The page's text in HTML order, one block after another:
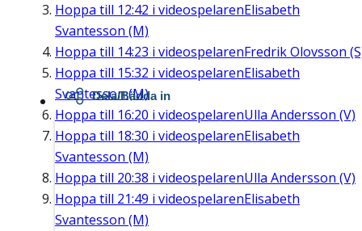
Hoppa till 12:42 i videospelarenElisabeth
Svantesson (M)
Hoppa till 14:23 i videospelarenFredrik Olovsson
Hoppa till 15:32 i videospelarenElisabeth
Svantesson (M)
Hoppa till 16:20 i videospelarenUlla Andersson (V)
Hoppa till 18:30 i videospelarenElisabeth
Svantesson (M)
Hoppa till 20:38 i videospelarenUlla Andersson (V)
Hoppa till 21:49 i videospelarenElisabeth
Svantesson (M)
Dela/Bädda in